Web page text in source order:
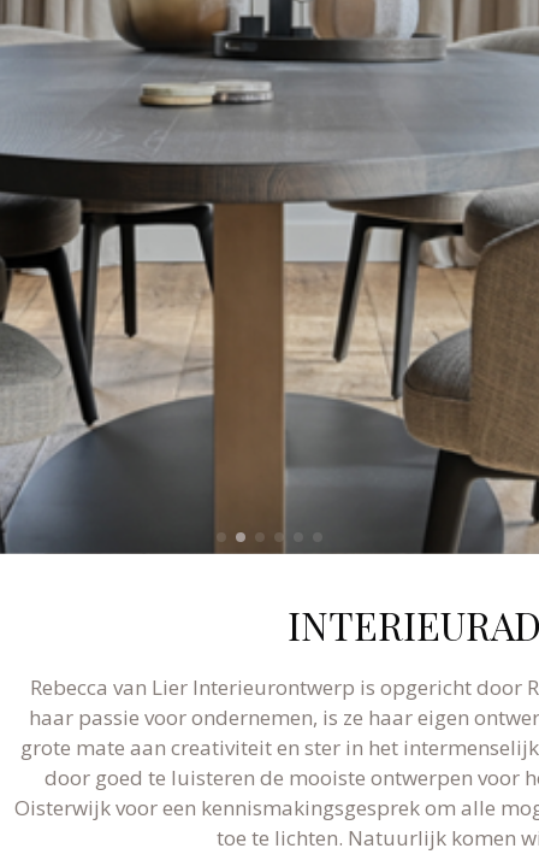
Rebecca van Lier Interieurontwerp is opgericht door
haar passie voor ondernemen, is ze haar eigen
grote mate aan creativiteit en ster in het
door goed te luisteren de mooiste ontwerpen voor
Oisterwijk voor een kennismakingsgesprek om alle
toe te lichten. Natuurlijk komen